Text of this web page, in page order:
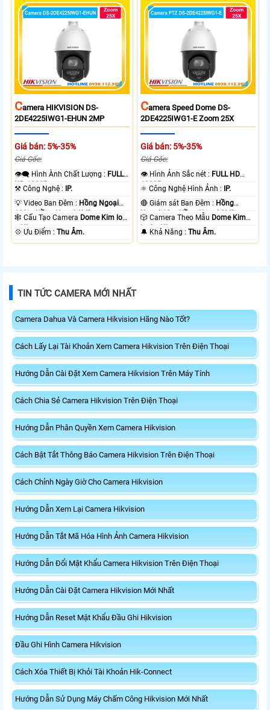
CAmera HIKVISION DS-
2DE4225IWG1-EHUN 2MP
Giá bán: 5%-35%
Giá Gốc:
👁️‍🗨 Hình Ành Chất Lượng : FULL
HD 1080P .
⚒ Công Nghệ :
IP.
💡 Video Ban Đêm : Hồng Ngoại
100m Hồng Ngoại SMD.
🕸️ Cấu Tạo Camera Dome Kim loại
+ Nhựa.
️💠 Ưu Điểm :Thu Âm.
CAmera Speed Dome DS-
2DE4225IWG1-E Zoom 25X
Giá bán: 5%-35%
Giá Gốc:
👁 Hình Ảnh Sắc nét : FULL HD
1080P .
⚛️ Công Nghệ Hình Ảnh :
IP.
🔴 Giám sát Ban Đêm : Hồng
Ngoại 10m Hồng Ngoại SMD.
🎲 Camera Theo Mẫu Dome Kim
loại + Nhựa.
️🔔 Khả Năng :Thu Âm.
TIN TỨC CAMERA MỚI NHẤT
Camera Dahua Và Camera Hikvision Hãng Nào Tốt?
Cách Lấy Lại Tài Khoản Xem Camera Hikvision Trên Điện Thoại
Hướng Dẫn Cài Đặt Xem Camera Hikvision Trên Máy Tính
Cách Chia Sẻ Camera Hikvision Trên Điện Thoại
Hướng Dẫn Phân Quyền Xem Camera Hikvision
Cách Bật Tắt Thông Báo Camera Hikvision Trên Điện Thoại
Cách Chỉnh Ngày Giờ Cho Camera Hikvision
Hướng Dẫn Xem Lại Camera Hikvision
Hướng Dẫn Tắt Mã Hóa Hình Ảnh Camera Hikvision
Hướng Dẫn Đổi Mật Khẩu Camera Hikvision Trên Điện Thoại
Hướng Dẫn Cài Đặt Camera Hikvision Mới Nhất
Hướng Dẫn Reset Mật Khẩu Đầu Ghi Hikvision
Đầu Ghi Hình Camera Hikvision
Cách Xóa Thiết Bị Khỏi Tài Khoản Hik-Connect
Hướng Dẫn Sử Dụng Máy Chấm Công Hikvision Mới Nhất